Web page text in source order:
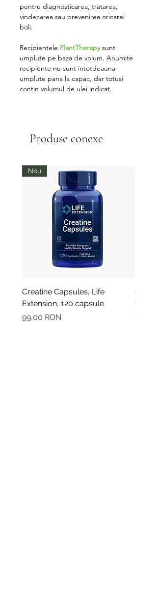
pentru diagnosticarea, tratarea,
vindecarea sau prevenirea oricarei
boli.
Recipientele PlantTherapysunt
umplute pe baza de volum. Anumite
recipiente nu sunt intotdeauna
umplute pana la capac, dar totusi
contin volumul de ulei indicat.
Produse conexe
Nou
Creatine Capsules, Life
Extension, 120 capsule
Preț
99,00 RON
Preț
79,90